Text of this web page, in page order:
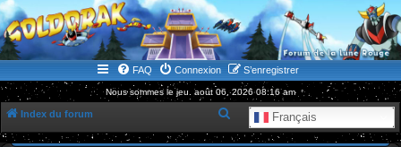
WWW.GOLDORAKGO.COM
le site de la Lune Rouge
FAQ Connexion S’enregistrer
Nous sommes le jeu. août 06, 2026 08:16 am
Index du forum Français
e